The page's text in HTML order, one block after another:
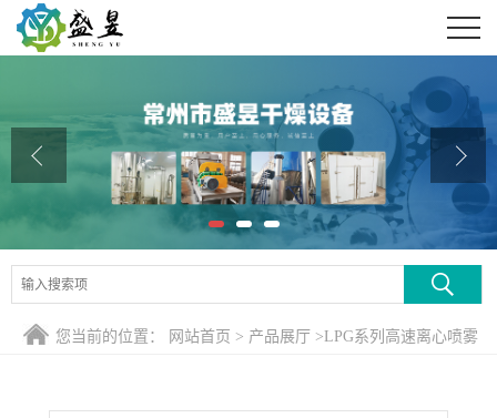
公司介绍
公司动态
产品展厅
证书荣誉
联系方式
您当前的位置： 网站首页 > 产品展厅 >LPG系列高速离心喷雾